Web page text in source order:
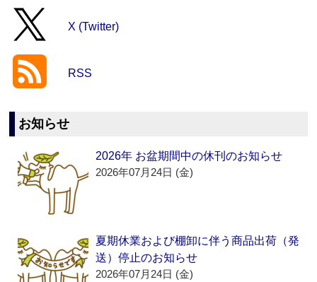
X (Twitter)
RSS
お知らせ
2026年 お盆期間中の休刊のお知らせ
2026年07月24日 (金)
夏期休業および棚卸に伴う商品出荷（発
送）停止のお知らせ
2026年07月24日 (金)